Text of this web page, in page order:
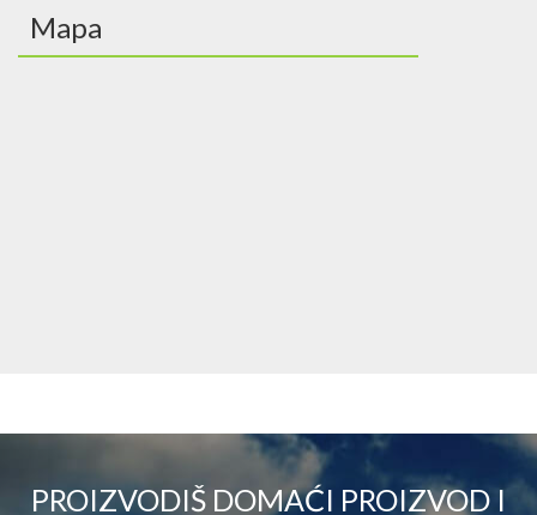
Mapa
PROIZVODIŠ DOMAĆI PROIZVOD I